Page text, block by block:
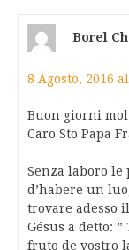
Borel
8 Agosto, 2016
Buon giorni
Caro Sto Papa
Senza laboro
d’habere un
trovare adesso
Gésus a detto:
fruto de vostro